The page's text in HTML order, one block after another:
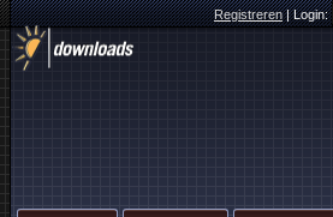
Registreren|Login: